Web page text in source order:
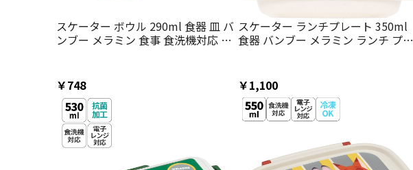
スケーター ボウル 290ml 食器 皿 バ
ンブー メラミン 食事 食洗機対応 子
子ども 子ども用 可愛い】
￥748
スケーター ランチプレート 350ml
食器 バンブー メラミン ランチ プレ
ニー【皿 お子様 こども 子ども 子ど
も用 可愛い】
￥1,100